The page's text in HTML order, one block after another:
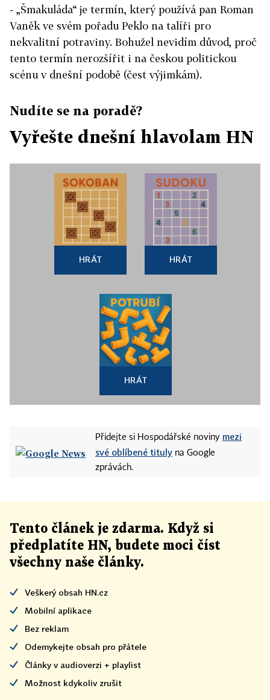
- „Šmakuláda“ je termín, který používá pan Roman
Vaněk ve svém pořadu Peklo na talíři pro
nekvalitní potraviny. Bohužel nevidím důvod, proč
tento termín nerozšířit i na českou politickou
scénu v dnešní podobě (čest výjimkám).
Nudíte se na poradě?
Vyřešte dnešní hlavolam HN
HRÁT HRÁT
HRÁT
Přidejte si Hospodářské noviny mezi
své oblíbené tituly na Google
zprávách.
Tento článek je zdarma. Když si
předplatíte HN, budete moci číst
všechny naše články.
Veškerý obsah HN.cz
Mobilní aplikace
Bez reklam
Odemykejte obsah pro přátele
Články v audioverzi + playlist
Možnost kdykoliv zrušit